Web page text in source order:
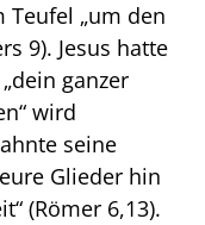
Teufel „um den
9). Jesus hatte
ganzer
wird
seine
Glieder hin
(Römer 6,13).